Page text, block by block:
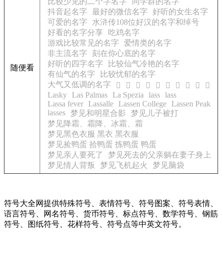
随便看
抖音起名字
最好的微信名字
好听的女生名字
可爱的名字
水浒传108位好汉的名字和绰号
好看的名字分享
吃鸡名字
游戏比较常见的名字
爱情类的名字
非主流名字
刻在你心底的名字
好听的四字名字
比较仙气冷艳的名字
有仙气的名字
比较忧郁的名字
大气又低调的名字
𬡖 𬡗 𬡘 𬡙 𬡚 𬡛 𬡜 𬡝 𬡞
𬡟
Lasky
Las Palmas La Spezia lass lass
Lassa fever
Lassalle Lassen College
Lassen Peak
lasses
梦见和明星合影
梦见儿子被打
梦见降霜、霜降、冰霜、霜
梦见黑色衣服 黑衣 黑衣服
梦见捡鸭蛋 拾鸭蛋 拣鸭蛋 鸭蛋
梦见亲人要死了
梦见死去的父亲躺在妻子身上
梦见情人背叛
梦见飞机起火 梦见脑袋
符号大全网提供特殊符号、表情符号、符号图案、符号表情、
语言符号、网名符号、货币符号、标点符号、数学符号、钢筋
符号、图纸符号、花样符号、符号点等中英文符号。